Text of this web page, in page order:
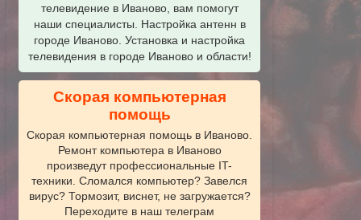
телевидение в Иваново, вам помогут
наши специалисты. Настройка антенн в
городе Иваново. Установка и настройка
телевидения в городе Иваново и области!
Скорая компьютерная
помощь
Скорая компьютерная помощь в Иваново.
Ремонт компьютера в Иваново
произведут профессиональные IT-
техники. Сломался компьютер? Завелся
вирус? Тормозит, виснет, не загружается?
Переходите в наш телеграм